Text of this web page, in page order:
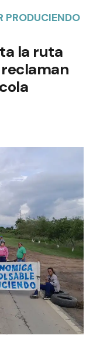
PRODUCIENDO
la ruta